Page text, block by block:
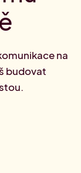
na
budovat